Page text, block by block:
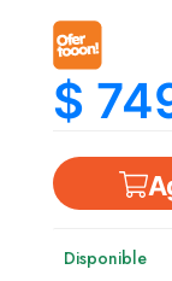
$
Disponible